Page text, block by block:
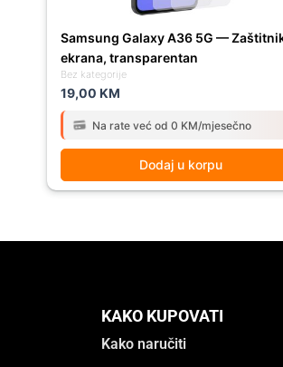
Bez kategorije
Samsung Galaxy A36 5G —
ekrana, transparentan
19,00 KM
Na rate već od 0 KM/mjesečno
Dodaj u korpu
KAKO KUPOVATI
Kako naručiti